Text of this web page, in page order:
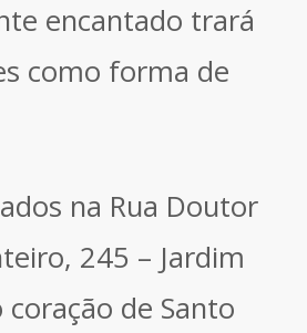
encantado trará
como forma de
na Rua Doutor
245 – Jardim
coração de Santo